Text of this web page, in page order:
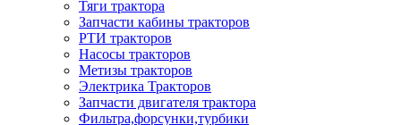
Тяги трактора
Запчасти кабины тракторов
РТИ тракторов
Насосы тракторов
Метизы тракторов
Электрика Тракторов
Запчасти двигателя трактора
Фильтра,форсунки,турбики